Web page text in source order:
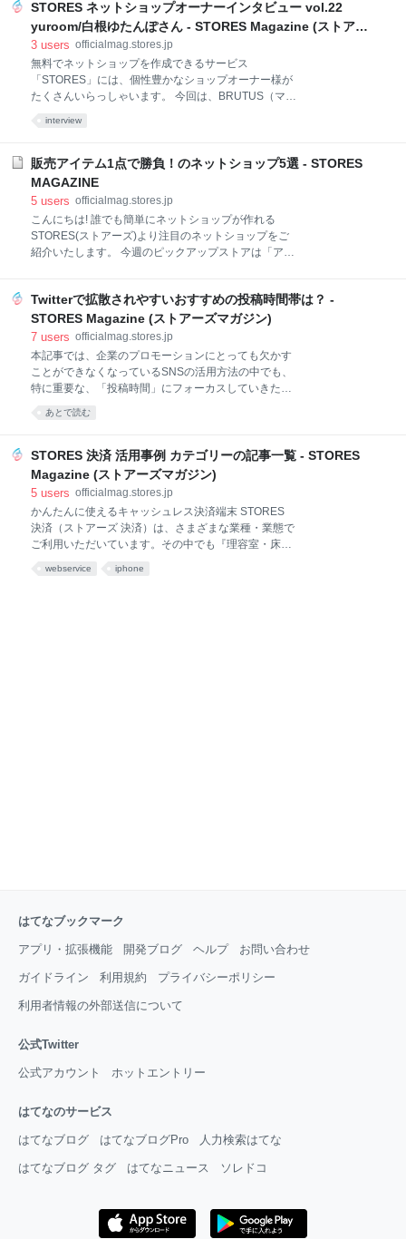
スに注目し、その活用方法をまとめてみました! それぞ
れのSNSの特徴は? どうやって活用していったらいい
の? 注意すべき点はどんなこと? など色々な悩みや不
安を持っているネットショップオーナーさんも、上手
にSNSを活用して集客に繋がるように、それぞれのメ
リットやデメリット、集客にSNSを活用するためのコ
リット 利用料が無料! さまざまな機器から更新ができ
単にチェックできる SNSのデメリット 過去の情報に
なり
STORES ネットショップオーナーインタビュー vol.22
yuroom/白根ゆたんぽさん - STORES Magazine (ストアー
ズマガジン)
3 users officialmag.stores.jp
無料でネットショップを作成できるサービス
「STORES」には、個性豊かなショップオーナー様が
たくさんいらっしゃいます。 今回は、BRUTUS（マガ
ちょっぴりエッチだけれどちっともいやらしくない、
可愛い女の子のイラストが印象的です。 でも、最初は
全然違う画風で絵を描いていたそうなんですよ。 今回
りかえりながら、イラストのこと、ストアの事などざ
っくばらんにお聞きしました。 yuroom ストア開設：
2013年10月 ショップURL：https://yuroom.stores.jp/
は元ニート？！ STORES編集部（以下S）: 今や、ゆた
interview
販売アイテム1点で勝負！のネットショップ5選 - STORES
MAGAZINE
5 users officialmag.stores.jp
こんにちは! 誰でも簡単にネットショップが作れる
STORES(ストアーズ)より注目のネットショップをご
紹介いたします。 今週のピックアップストアは「アイ
「販売するアイテムがまだ1つしかないけど良いんだ
ろうか…」 「アイテムが1つだけだとネットショップ
の見栄えがちょっと…」 もしくは、 「アイテムを1つ
だけ販売したい。そういう時に簡単に使えるネットシ
ョップあるのかな?」 といったことではないでしょう
か?? でも、大丈夫です! ネットショップ構築サービス
ムからご利用可能。1点のアイテムだけでも、見た目
くさんいらっしゃいますよ! 今回は、1点の販売アイテ
ムで、素敵に展開されているネットショッ
Twitterで拡散されやすいおすすめの投稿時間帯は？ -
STORES Magazine (ストアーズマガジン)
7 users officialmag.stores.jp
本記事では、企業のプロモーションにとっても欠かす
ことができなくなっているSNSの活用方法の中でも、
特に重要な、「投稿時間」にフォーカスしていきたい
と思います。 SNSの投稿時間帯によって、プロモーシ
ョンに対する反響も大きく変わってきますので、ぜひ
を基準にSNS別おすすめ投稿時間帯をご紹介 Twitter：
話題になりやすいおすすめの投稿時間帯は？ ①リツー
ト（拡散）されやすいピークの投稿時間帯は？ ②時間
「リツート（拡散）」と「ツイート数・投稿人数」 拡
散を狙った効果的なTwitterへの投稿時間帯をまとめる
と Facebook（フェイスブック）：「いいね」が増え
やすいおすすめの投稿時間帯は？(Twitterとの比較も交
あとで読む
STORES 決済 活用事例 カテゴリーの記事一覧 - STORES
Magazine (ストアーズマガジン)
5 users officialmag.stores.jp
かんたんに使えるキャッシュレス決済端末 STORES
決済（ストアーズ 決済）は、さまざまな業種・業態で
ご利用いただいています。その中でも『理容室・床
をご存知でしょうか？ 理容師法第一条に定める『理
webservice iphone
はてなブックマーク
アプリ・拡張機能 開発ブログ ヘルプ お問い合わせ
ガイドライン 利用規約 プライバシーポリシー
利用者情報の外部送信について
公式Twitter
公式アカウント ホットエントリー
はてなのサービス
はてなブログ はてなブログPro 人力検索はてな
はてなブログ タグ はてなニュース ソレドコ